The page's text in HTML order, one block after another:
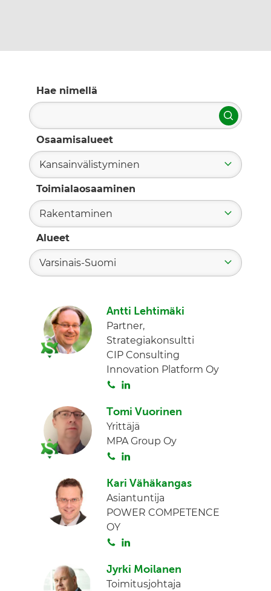
Hae nimellä
Hae
Osaamisalueet
Kansainvälistyminen
Toimialaosaaminen
Rakentaminen
Alueet
Varsinais-Suomi
Antti Lehtimäki
Partner,
Strategiakonsultti
CIP Consulting
Innovation Platform Oy
S
i
t
a
n
k
e
n
Tomi Vuorinen
Yrittäjä
MPA Group Oy
S
i
t
a
n
k
e
Kari Vähäkangas
Asiantuntija
POWER COMPETENCE
OY
S
i
t
n
k
Jyrki Moilanen
Toimitusjohtaja